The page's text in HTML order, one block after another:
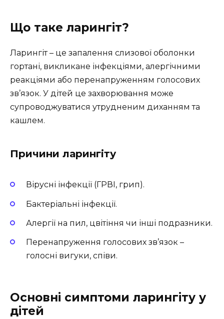
Що таке ларингіт?
Ларингіт – це запалення слизової оболонки
гортані, викликане інфекціями, алергічними
реакціями або перенапруженням голосових
зв’язок. У дітей це захворювання може
супроводжуватися утрудненим диханням та
кашлем.
Причини ларингіту
Вірусні інфекції (ГРВІ, грип).
Бактеріальні інфекції.
Алергії на пил, цвітіння чи інші подразники.
Перенапруження голосових зв’язок –
голосні вигуки, співи.
Основні симптоми ларингіту у
дітей